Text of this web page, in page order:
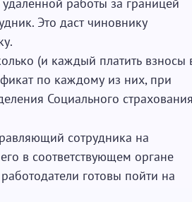
Это даст чиновнику
(и каждый платить взносы
по каждому из них, при
Социального
сотрудника на
в соответствующем органе
готовы пойти на